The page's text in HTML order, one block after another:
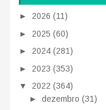
► 2026 (11)
► 2025 (60)
► 2024 (281)
► 2023 (353)
▼ 2022 (364)
► dezembro (31)